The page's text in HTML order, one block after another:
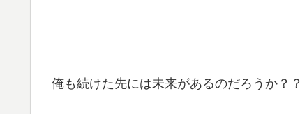
俺も続けた先には未来があるのだろうか？？